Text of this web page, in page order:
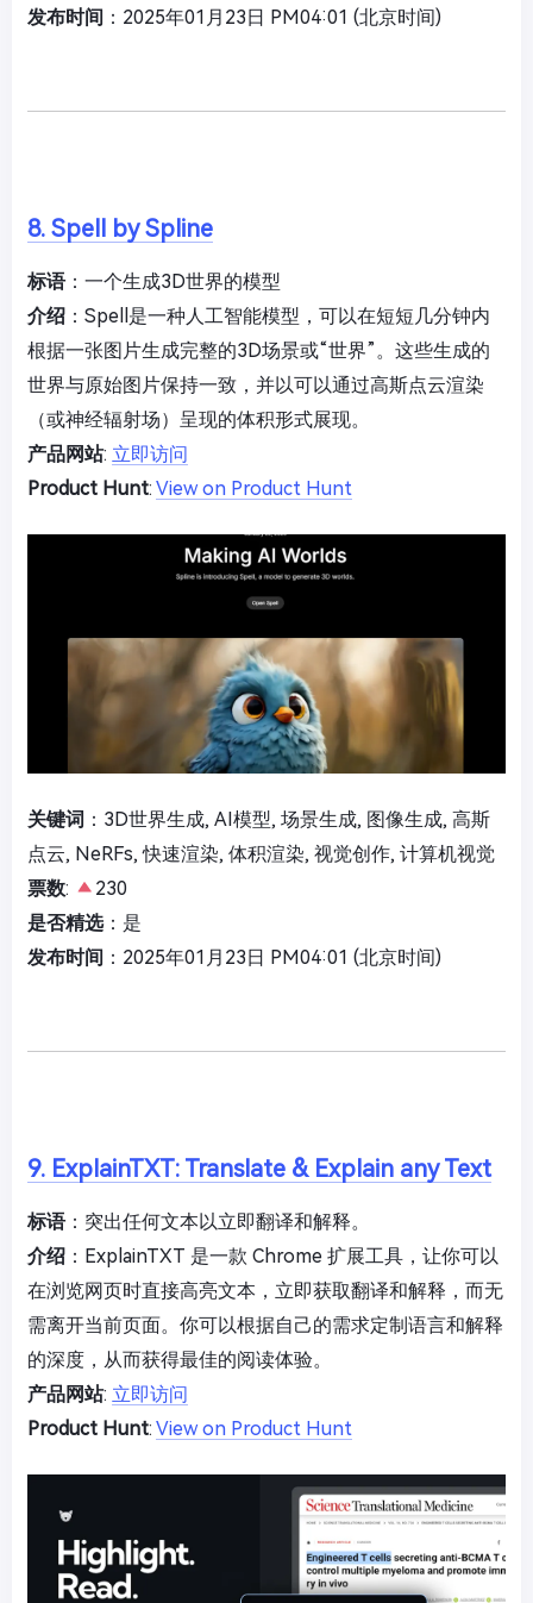
发布时间 ：2025年01月23日 PM04:01 (北京时间)
8. Spell by Spline
标语：一个生成3D世界的模型
介绍 ：Spell是一种人工智能模型，可以在短短几分钟内
根据一张图片生成完整的3D场景或“世界”。这些生成的
世界与原始图片保持一致，并以可以通过高斯点云渲染
（或神经辐射场）呈现的体积形式展现。
产品网站: 立即访问
Product Hunt: View on Product Hunt
关键词 ：3D世界生成, AI模型, 场景生成, 图像生成, 高斯
点云, NeRFs, 快速渲染, 体积渲染, 视觉创作, 计算机视觉
票数:
230
是否精选：是
发布时间 ：2025年01月23日 PM04:01 (北京时间)
9. ExplainTXT: Translate & Explain any Text
标语：突出任何文本以立即翻译和解释。
介绍 ：ExplainTXT 是一款 Chrome 扩展工具，让你可以
在浏览网页时直接高亮文本，立即获取翻译和解释，而无
需离开当前页面。你可以根据自己的需求定制语言和解释
的深度，从而获得最佳的阅读体验。
产品网站: 立即访问
Product Hunt: View on Product Hunt